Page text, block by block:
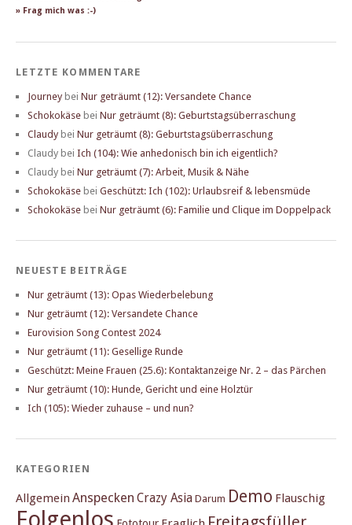
» Frag mich was :-)
LETZTE KOMMENTARE
Journey bei Nur geträumt (12): Versandete Chance
Schokokäse bei Nur geträumt (8): Geburtstagsüberraschung
Claudy bei Nur geträumt (8): Geburtstagsüberraschung
Claudy bei Ich (104): Wie anhedonisch bin ich eigentlich?
Claudy bei Nur geträumt (7): Arbeit, Musik & Nähe
Schokokäse bei Geschützt: Ich (102): Urlaubsreif & lebensmüde
Schokokäse bei Nur geträumt (6): Familie und Clique im Doppelpack
NEUESTE BEITRÄGE
Nur geträumt (13): Opas Wiederbelebung
Nur geträumt (12): Versandete Chance
Eurovision Song Contest 2024
Nur geträumt (11): Gesellige Runde
Geschützt: Meine Frauen (25.6): Kontaktanzeige Nr. 2 – das Pärchen
Nur geträumt (10): Hunde, Gericht und eine Holztür
Ich (105): Wieder zuhause – und nun?
KATEGORIEN
Allgemein Anspecken Crazy Asia Darum Demo Flauschig
Folgenlos